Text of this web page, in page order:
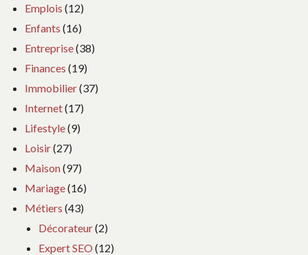
Emplois (12)
Enfants (16)
Entreprise(38)
Finances (19)
Immobilier(37)
Internet(17)
Lifestyle(9)
Loisir(27)
Maison(97)
Mariage(16)
Métiers (43)
Décorateur(2)
Expert SEO (12)